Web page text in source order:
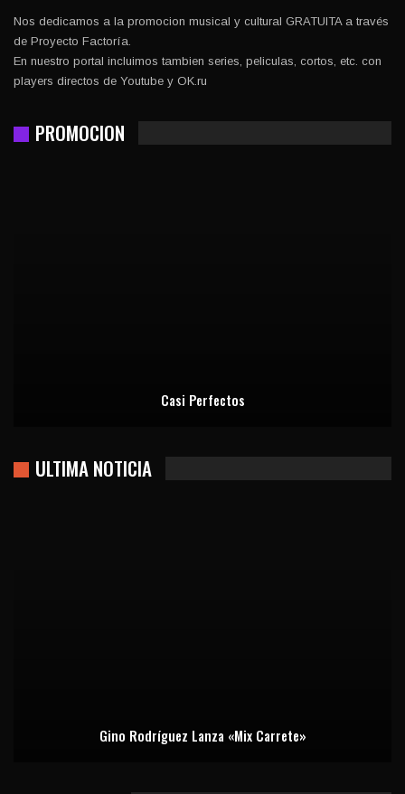
Nos dedicamos a la promocion musical y cultural GRATUITA a través
de Proyecto Factoría.
En nuestro portal incluimos tambien series, peliculas, cortos, etc. con
players directos de Youtube y OK.ru
PROMOCION
Casi Perfectos
ULTIMA NOTICIA
Gino Rodríguez Lanza «Mix Carrete»